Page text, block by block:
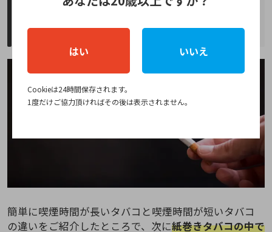
《紙巻きタバコ》燃焼時間や喫煙時間が
長いタバコランキング
簡単に喫煙時間が長いタバコと喫煙時間が短いタバコ
の違いをご紹介したところで、次に紙巻きタバコの中で
はい いいえ
Cookieは24時間保存されます。
1度だけご協力頂ければその後は表示されません。